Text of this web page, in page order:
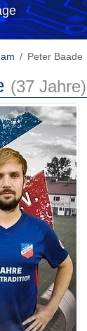
Peter Baade
(37 Jahre)